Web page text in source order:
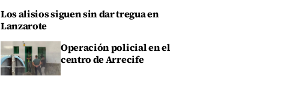
Los alisios siguen sin dar tregua en
Lanzarote
Operación policial en el
centro de Arrecife